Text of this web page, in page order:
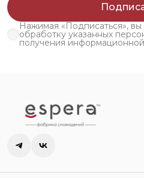
Нажимая «Подписаться», вы
обработку указанных
получения